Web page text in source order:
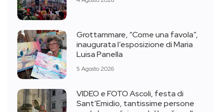
Grottammare, “Come una favola”,
inaugurata l’esposizione di Maria
Luisa Panella
5 Agosto 2026
VIDEO e FOTO Ascoli, festa di
Sant’Emidio, tantissime persone